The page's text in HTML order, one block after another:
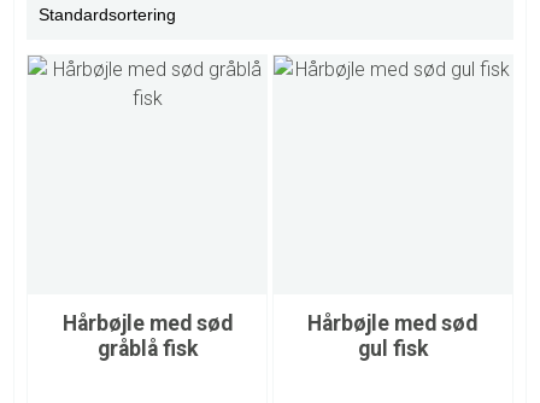
Hårbøjle med sød
gråblå fisk
Hårbøjle med sød
gul fisk